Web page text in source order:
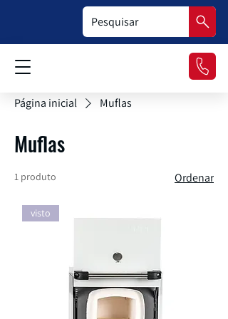
Página inicial Muflas
Muflas
1 produto Ordenar
visto